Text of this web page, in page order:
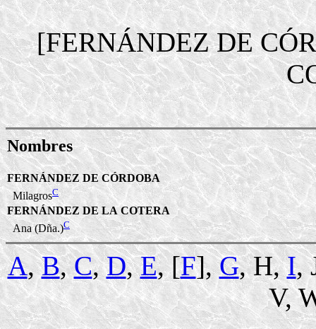
[FERNÁNDEZ DE
Nombres
FERNÁNDEZ DE CÓRDOBA
MilagrosC
FERNÁNDEZ DE LA COTERA
Ana (Dña.)C
A,B,C,D,E, [F],G, H,I,
V,